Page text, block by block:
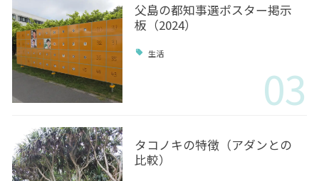
父島の都知事選ポスター掲示
板（2024）
生活
03
タコノキの特徴（アダンとの
比較）